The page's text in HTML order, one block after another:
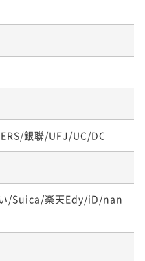
銀聯/UFJ/UC/DC
/Suica/楽天Edy/iD/nan